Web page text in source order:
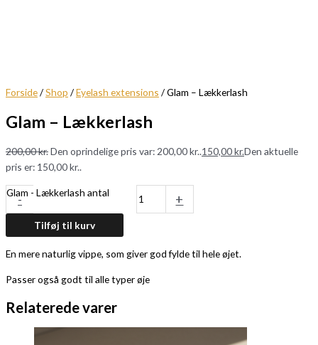
Forside/Shop /Eyelash extensions / Glam – Lækkerlash
Glam – Lækkerlash
200,00kr.Den oprindelige pris var: 200,00 kr..150,00kr.Den aktuelle
pris er: 150,00 kr..
-
Glam - Lækkerlash antal +
Tilføj til kurv
En mere naturlig vippe, som giver god fylde til hele øjet.
Passer også godt til alle typer øje
Relaterede varer